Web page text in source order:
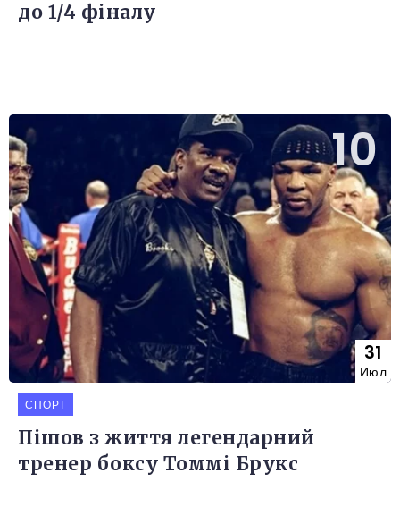
до 1/4 фіналу
31
Июл
СПОРТ
Пішов з життя легендарний
тренер боксу Томмі Брукс